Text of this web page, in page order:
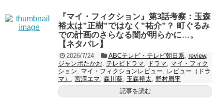
『マイ・フィクション』第3話考察：玉森
裕太は”正樹”ではなく”祐介”？ 町ぐるみ
での計画のさらなる闇が明らかに…。
【ネタバレ】
2026/7/24 ABCテレビ・テレビ朝日系, review,
ジャンボたかお, テレビドラマ, ドラマ, マイ・フィク
ション, マイ・フィクションレビュー, レビュー（ドラ
マ） , 宮澤エマ, 森川葵, 玉森裕太, 野村周平
記事を読む